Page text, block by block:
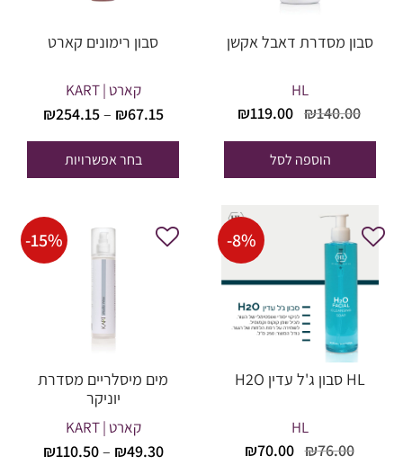
סבון מסדרת דאבל אקשן
HL
₪140.00
המחיר
היה:
₪140.00.
₪119.00
הוספה לסל
סבון רימונים קארט
קארט | KART
₪67.15
–
₪254.15
⁦₪254.15⁩
בחר אפשרויות
-8%
HL סבון ג'ל עדין H2O
HL
₪76.00
המחיר₪70.00
-15%
מים מיסלריים מסדרת
יוניקר
קארט | KART
₪49.30
–
₪110.50